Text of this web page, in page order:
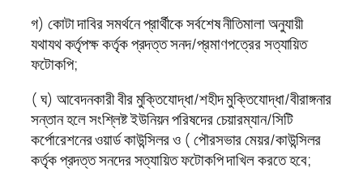
গ) কোটা দাবির সমর্থনে প্রার্থীকে সর্বশেষ নীতিমালা অনুযায়ী
যথাযথ কর্তৃপক্ষ কর্তৃক প্রদত্ত সনদ/প্রমাণপত্রের সত্যায়িত
ফটোকপি;
( ঘ) আবেদনকারী বীর মুক্তিযোদ্ধা/শহীদ মুক্তিযোদ্ধা/বীরাঙ্গনার
সন্তান হলে সংশ্লিষ্ট ইউনিয়ন পরিষদের চেয়ারম্যান/সিটি
কর্পোরেশনের ওয়ার্ড কাউন্সিলর ও ( পৌরসভার মেয়র/কাউন্সিলর
কর্তৃক প্রদত্ত সনদের সত্যায়িত ফটোকপি দাখিল করতে হবে;